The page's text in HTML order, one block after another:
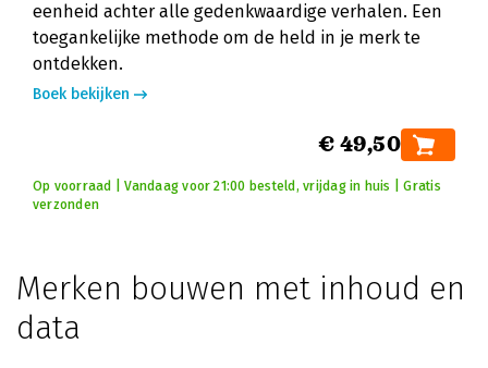
eenheid achter alle gedenkwaardige verhalen. Een
toegankelijke methode om de held in je merk te
ontdekken.
Boek bekijken
€ 49,50
Op voorraad | Vandaag voor 21:00 besteld, vrijdag in huis | Gratis
verzonden
Merken bouwen met inhoud en
data